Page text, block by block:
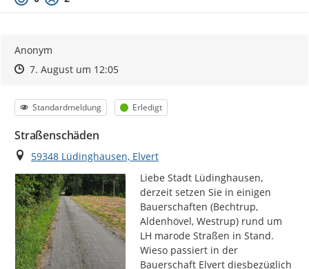
Anonym
Zeitpunkt des Erstellens
Zeitpunkt des Erstellens
7. August um 12:05Zur Äußerung
Kategorie
Standardmeldung Status
Erledigt
Straßenschäden
Ort
59348 Lüdinghausen, Elvert
Liebe Stadt Lüdinghausen,
derzeit setzen Sie in einigen
Bauerschaften (Bechtrup,
Aldenhövel, Westrup) rund um
LH marode Straßen in Stand.
Wieso passiert in der
Bauerschaft Elvert diesbezüglich